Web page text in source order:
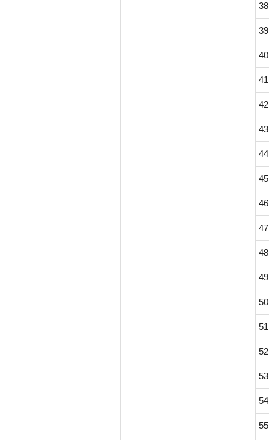
38
39
40
41
42
43
44
45
46
47
48
49
50
51
52
53
54
55